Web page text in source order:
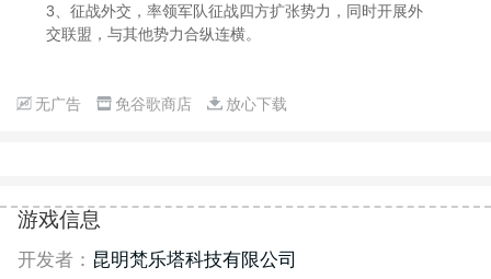
3、征战外交，率领军队征战四方扩张势力，同时开展外
交联盟，与其他势力合纵连横。
无广告 免谷歌商店 放心下载
游戏信息
开发者： 昆明梵乐塔科技有限公司